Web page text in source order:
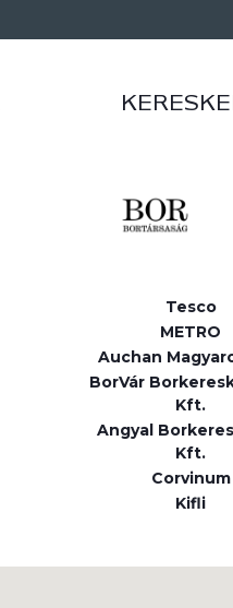
Tesco
METRO
Auchan
BorVár
Kft.
Angyal
Kft.
Corvinum
Kifli